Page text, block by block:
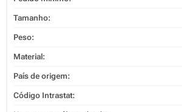
Tamanho:
Peso:
Material:
País de origem:
Código Intrastat: